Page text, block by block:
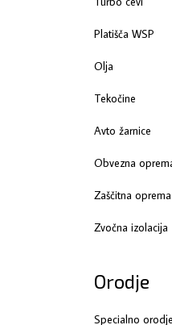
Platišča WSP
Olja
Tekočine
Avto žarnice
Obvezna
Zaščitna oprema
Zvočna izolacija
Orodje
Specialno orodje